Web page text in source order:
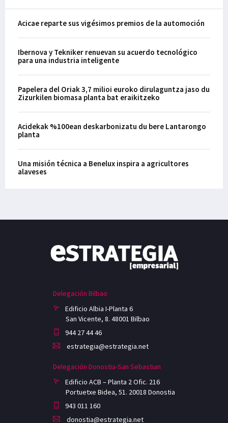
Acicae reparte sus vigésimos premios de la automoción
Ibernova y Tekniker renuevan su acuerdo tecnológico
para una industria inteligente
Papelera del Oriak 3,7 milioi euroko dirulaguntza jaso du
Zizurkilen biomasa planta bat eraikitzeko
Acidekak %100ean deskarbonizatu du bere Lantarongo
planta
Una misión técnica a Benelux inspira a agricultores
alaveses
Delegación Bilbao
Edificio Albia I-Planta 6
San Vicente, 8. 48001 Bilbao
944 27 44 46
estrategia@estrategia.net
Delegación Donostia-San Sebastian
Edificio ACB – Planta 2 Ofic. 216
Portuetxe Bidea, 51. 20018 Donostia
943 011 160
donostia@estrategia.net